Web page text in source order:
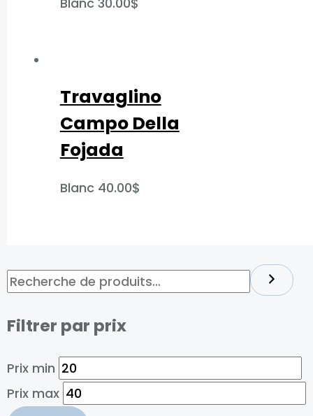
Filtrer par prix
Prix min
Prix max
Travaglino
Campo Della
Fojada
Blanc 40.00$